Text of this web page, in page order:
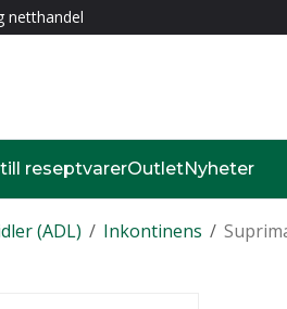
netthandel
reseptvarerOutletNyheter
/
(ADL) /
Inkontinens